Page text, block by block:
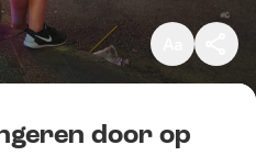
Kopieer link
door op